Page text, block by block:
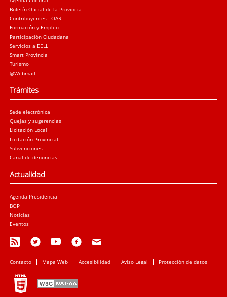
Boletín Oficial de la Provincia
Contribuyentes - OAR
Formación y Empleo
Participación Ciudadana
Servicios a EELL
Smart Provincia
Turismo
@Webmail
Trámites
Sede electrónica
Quejas y sugerencias
Licitación Local
Licitación Provincial
Subvenciones
Canal de denuncias
Actualidad
Agenda Presidencia
BOP
Noticias
Eventos
Contacto Mapa Web Accesibilidad Aviso Legal Protección de datos